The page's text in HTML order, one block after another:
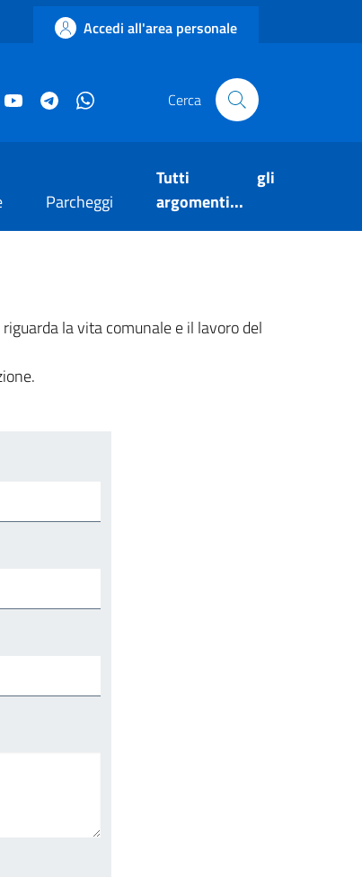
Accedi all'area personale
istituzionale
museo civico
YouTube Telegram Cerca
Parcheggi
Tutti gli
argomenti...
la vita comunale e il lavoro del